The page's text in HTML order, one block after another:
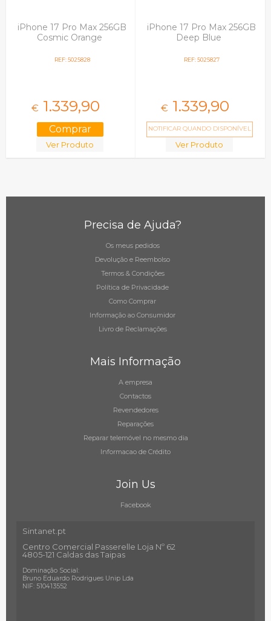
iPhone 17 Pro Max 256GB
Cosmic Orange
REF: 5025828
€ 1.339,90
Ver Produto
iPhone 17 Pro Max 256GB
Deep Blue
REF: 5025827
€ 1.339,90
NOTIFICAR QUANDO DISPONÍVEL
Ver Produto
Precisa de Ajuda?
Os meus pedidos
Devolução e Reembolso
Termos & Condições
Política de Privacidade
Como Comprar
Informação ao Consumidor
Livro de Reclamações
Mais Informação
A empresa
Contactos
Revendedores
Reparações
Reparar telemóvel no mesmo dia
Informacao de Crédito
Join Us
Facebook
Sintanet.pt
Centro Comercial Passerelle Loja Nº 62
4805-121 Caldas das Taipas
Dominação Social:
Bruno Eduardo Rodrigues Unip Lda
NIF: 510413552